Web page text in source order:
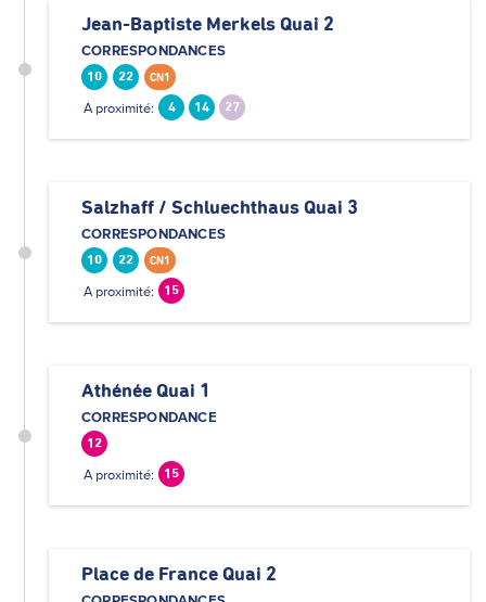
Jean-Baptiste Merkels Quai 2
CORRESPONDANCES
10 22 CN1
A proximité: 4 14 27
Salzhaff / Schluechthaus Quai 3
CORRESPONDANCES
10 22 CN1
A proximité: 15
Athénée Quai 1
CORRESPONDANCE
12
A proximité: 15
Place de France Quai 2